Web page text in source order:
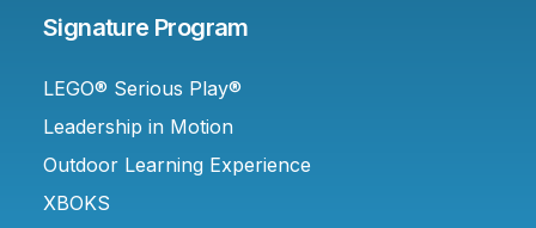
Signature Program
LEGO® Serious Play®
Leadership in Motion
Outdoor Learning Experience
XBOKS